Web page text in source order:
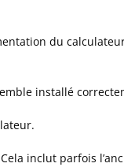
du
installé
inclut parfois